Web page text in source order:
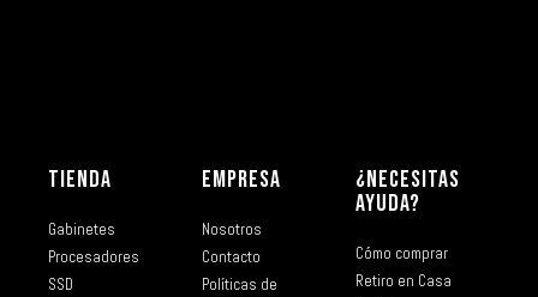
TIENDA
Gabinetes
Procesadores
SSD
EMPRESA
Nosotros
Contacto
Políticas de
¿NECESITAS
AYUDA?
Cómo comprar
Retiro en Casa